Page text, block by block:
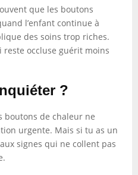
que les boutons
l’enfant continue à
des soins trop riches.
occluse guérit moins
?
boutons de chaleur ne
urgente. Mais si tu as un
signes qui ne collent pas